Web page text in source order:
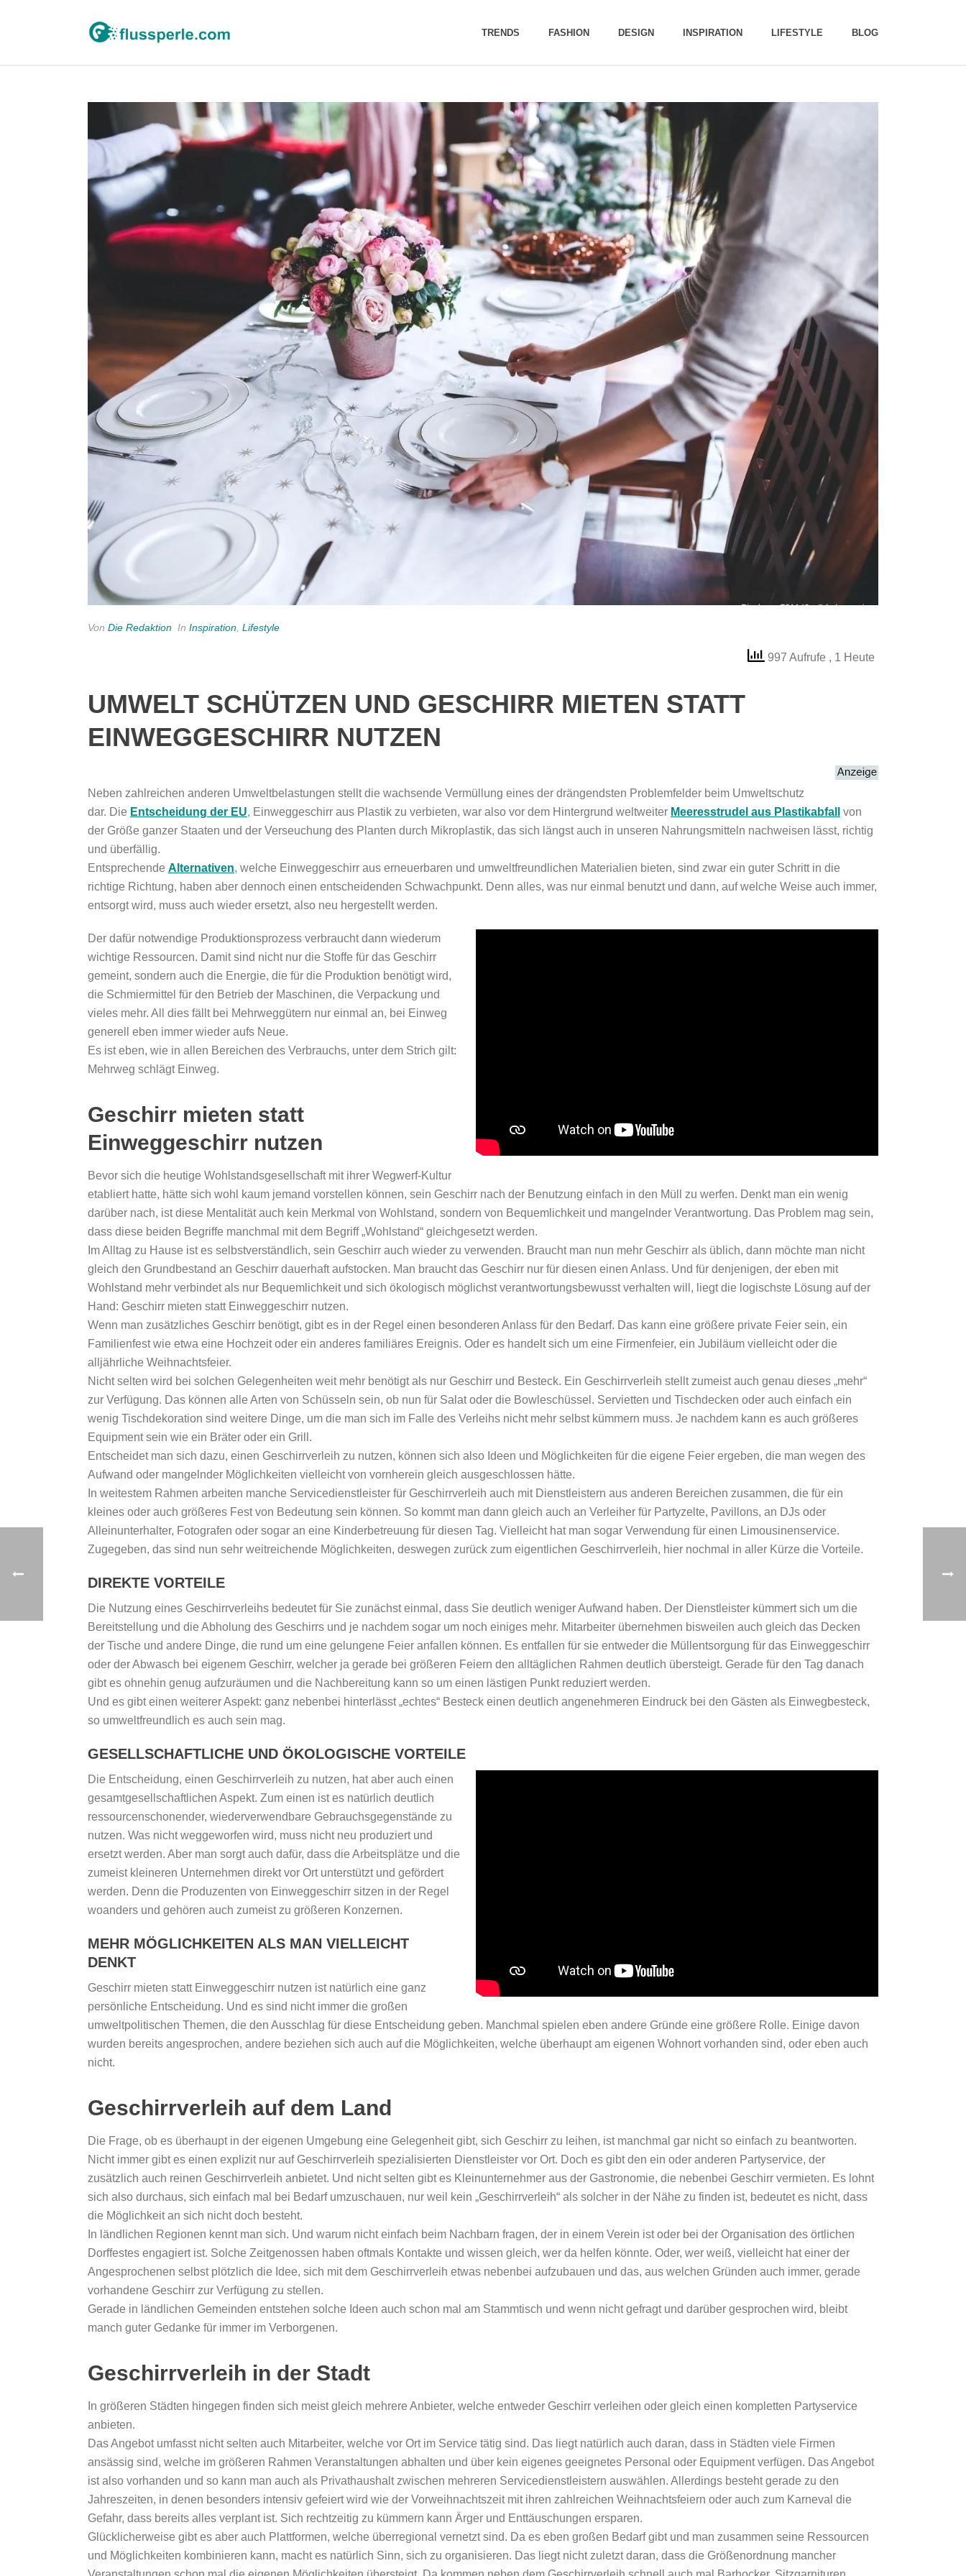
TRENDS FASHION DESIGN INSPIRATION LIFESTYLE BLOG
Von Die Redaktion In Inspiration Lifestyle
997 Aufrufe , 1 Heute
UMWELT SCHÜTZEN UND GESCHIRR MIETEN STATT
EINWEGGESCHIRR NUTZEN
Neben zahlreichen anderen Umweltbelastungen stellt die wachsende Vermüllung eines der drängendsten Problemfelder beim Umweltschutz
dar. Die Entscheidung der EU, Einweggeschirr aus Plastik zu verbieten, war also vor dem Hintergrund weltweiter Meeresstrudel aus Plastikabfall
von
der Größe ganzer Staaten und der Verseuchung des Planten durch Mikroplastik, das sich längst auch in unseren Nahrungsmitteln nachweisen lässt, richtig
und überfällig.
Entsprechende Alternativen, welche Einweggeschirr aus erneuerbaren und umweltfreundlichen Materialien bieten, sind zwar ein guter Schritt in die
richtige Richtung, haben aber dennoch einen entscheidenden Schwachpunkt. Denn alles, was nur einmal benutzt und dann, auf welche Weise auch immer,
entsorgt wird, muss auch wieder ersetzt, also neu hergestellt werden.
Der dafür notwendige Produktionsprozess verbraucht dann wiederum
wichtige Ressourcen. Damit sind nicht nur die Stoffe für das Geschirr
gemeint, sondern auch die Energie, die für die Produktion benötigt wird,
die Schmiermittel für den Betrieb der Maschinen, die Verpackung und
vieles mehr. All dies fällt bei Mehrweggütern nur einmal an, bei Einweg
generell eben immer wieder aufs Neue.
Es ist eben, wie in allen Bereichen des Verbrauchs, unter dem Strich gilt:
Mehrweg schlägt Einweg.
Geschirr mieten statt
Einweggeschirr nutzen
Bevor sich die heutige Wohlstandsgesellschaft mit ihrer Wegwerf-Kultur
etabliert hatte, hätte sich wohl kaum jemand vorstellen können, sein Geschirr nach der Benutzung einfach in den Müll zu werfen. Denkt man ein wenig
darüber nach, ist diese Mentalität auch kein Merkmal von Wohlstand, sondern von Bequemlichkeit und mangelnder Verantwortung. Das Problem mag sein,
dass diese beiden Begriffe manchmal mit dem Begriff „Wohlstand“ gleichgesetzt werden.
Im Alltag zu Hause ist es selbstverständlich, sein Geschirr auch wieder zu verwenden. Braucht man nun mehr Geschirr als üblich, dann möchte man nicht
gleich den Grundbestand an Geschirr dauerhaft aufstocken. Man braucht das Geschirr nur für diesen einen Anlass. Und für denjenigen, der eben mit
Wohlstand mehr verbindet als nur Bequemlichkeit und sich ökologisch möglichst verantwortungsbewusst verhalten will, liegt die logischste Lösung auf der
Hand: Geschirr mieten statt Einweggeschirr nutzen.
Wenn man zusätzliches Geschirr benötigt, gibt es in der Regel einen besonderen Anlass für den Bedarf. Das kann eine größere private Feier sein, ein
Familienfest wie etwa eine Hochzeit oder ein anderes familiäres Ereignis. Oder es handelt sich um eine Firmenfeier, ein Jubiläum vielleicht oder die
alljährliche Weihnachtsfeier.
Nicht selten wird bei solchen Gelegenheiten weit mehr benötigt als nur Geschirr und Besteck. Ein Geschirrverleih stellt zumeist auch genau dieses „mehr“
zur Verfügung. Das können alle Arten von Schüsseln sein, ob nun für Salat oder die Bowleschüssel. Servietten und Tischdecken oder auch einfach ein
wenig Tischdekoration sind weitere Dinge, um die man sich im Falle des Verleihs nicht mehr selbst kümmern muss. Je nachdem kann es auch größeres
Equipment sein wie ein Bräter oder ein Grill.
Entscheidet man sich dazu, einen Geschirrverleih zu nutzen, können sich also Ideen und Möglichkeiten für die eigene Feier ergeben, die man wegen des
Aufwand oder mangelnder Möglichkeiten vielleicht von vornherein gleich ausgeschlossen hätte.
In weitestem Rahmen arbeiten manche Servicedienstleister für Geschirrverleih auch mit Dienstleistern aus anderen Bereichen zusammen, die für ein
kleines oder auch größeres Fest von Bedeutung sein können. So kommt man dann gleich auch an Verleiher für Partyzelte, Pavillons, an DJs oder
Alleinunterhalter, Fotografen oder sogar an eine Kinderbetreuung für diesen Tag. Vielleicht hat man sogar Verwendung für einen Limousinenservice.
Zugegeben, das sind nun sehr weitreichende Möglichkeiten, deswegen zurück zum eigentlichen Geschirrverleih, hier nochmal in aller Kürze die Vorteile.
DIREKTE VORTEILE
Die Nutzung eines Geschirrverleihs bedeutet für Sie zunächst einmal, dass Sie deutlich weniger Aufwand haben. Der Dienstleister kümmert sich um die
Bereitstellung und die Abholung des Geschirrs und je nachdem sogar um noch einiges mehr. Mitarbeiter übernehmen bisweilen auch gleich das Decken
der Tische und andere Dinge, die rund um eine gelungene Feier anfallen können. Es entfallen für sie entweder die Müllentsorgung für das Einweggeschirr
oder der Abwasch bei eigenem Geschirr, welcher ja gerade bei größeren Feiern den alltäglichen Rahmen deutlich übersteigt. Gerade für den Tag danach
gibt es ohnehin genug aufzuräumen und die Nachbereitung kann so um einen lästigen Punkt reduziert werden.
Und es gibt einen weiterer Aspekt: ganz nebenbei hinterlässt „echtes“ Besteck einen deutlich angenehmeren Eindruck bei den Gästen als Einwegbesteck,
so umweltfreundlich es auch sein mag.
GESELLSCHAFTLICHE UND ÖKOLOGISCHE VORTEILE
Die Entscheidung, einen Geschirrverleih zu nutzen, hat aber auch einen
gesamtgesellschaftlichen Aspekt. Zum einen ist es natürlich deutlich
ressourcenschonender, wiederverwendbare Gebrauchsgegenstände zu
nutzen. Was nicht weggeworfen wird, muss nicht neu produziert und
ersetzt werden. Aber man sorgt auch dafür, dass die Arbeitsplätze und die
zumeist kleineren Unternehmen direkt vor Ort unterstützt und gefördert
werden. Denn die Produzenten von Einweggeschirr sitzen in der Regel
woanders und gehören auch zumeist zu größeren Konzernen.
MEHR MÖGLICHKEITEN ALS MAN VIELLEICHT
DENKT
Geschirr mieten statt Einweggeschirr nutzen ist natürlich eine ganz
persönliche Entscheidung. Und es sind nicht immer die großen
umweltpolitischen Themen, die den Ausschlag für diese Entscheidung geben. Manchmal spielen eben andere Gründe eine größere Rolle. Einige davon
wurden bereits angesprochen, andere beziehen sich auch auf die Möglichkeiten, welche überhaupt am eigenen Wohnort vorhanden sind, oder eben auch
nicht.
Geschirrverleih auf dem Land
Die Frage, ob es überhaupt in der eigenen Umgebung eine Gelegenheit gibt, sich Geschirr zu leihen, ist manchmal gar nicht so einfach zu beantworten.
Nicht immer gibt es einen explizit nur auf Geschirrverleih spezialisierten Dienstleister vor Ort. Doch es gibt den ein oder anderen Partyservice, der
zusätzlich auch reinen Geschirrverleih anbietet. Und nicht selten gibt es Kleinunternehmer aus der Gastronomie, die nebenbei Geschirr vermieten. Es lohnt
sich also durchaus, sich einfach mal bei Bedarf umzuschauen, nur weil kein „Geschirrverleih“ als solcher in der Nähe zu finden ist, bedeutet es nicht, dass
die Möglichkeit an sich nicht doch besteht.
In ländlichen Regionen kennt man sich. Und warum nicht einfach beim Nachbarn fragen, der in einem Verein ist oder bei der Organisation des örtlichen
Dorffestes engagiert ist. Solche Zeitgenossen haben oftmals Kontakte und wissen gleich, wer da helfen könnte. Oder, wer weiß, vielleicht hat einer der
Angesprochenen selbst plötzlich die Idee, sich mit dem Geschirrverleih etwas nebenbei aufzubauen und das, aus welchen Gründen auch immer, gerade
vorhandene Geschirr zur Verfügung zu stellen.
Gerade in ländlichen Gemeinden entstehen solche Ideen auch schon mal am Stammtisch und wenn nicht gefragt und darüber gesprochen wird, bleibt
manch guter Gedanke für immer im Verborgenen.
Geschirrverleih in der Stadt
In größeren Städten hingegen finden sich meist gleich mehrere Anbieter, welche entweder Geschirr verleihen oder gleich einen kompletten Partyservice
anbieten.
Das Angebot umfasst nicht selten auch Mitarbeiter, welche vor Ort im Service tätig sind. Das liegt natürlich auch daran, dass in Städten viele Firmen
ansässig sind, welche im größeren Rahmen Veranstaltungen abhalten und über kein eigenes geeignetes Personal oder Equipment verfügen. Das Angebot
ist also vorhanden und so kann man auch als Privathaushalt zwischen mehreren Servicedienstleistern auswählen. Allerdings besteht gerade zu den
Jahreszeiten, in denen besonders intensiv gefeiert wird wie der Vorweihnachtszeit mit ihren zahlreichen Weihnachtsfeiern oder auch zum Karneval die
Gefahr, dass bereits alles verplant ist. Sich rechtzeitig zu kümmern kann Ärger und Enttäuschungen ersparen.
Glücklicherweise gibt es aber auch Plattformen, welche überregional vernetzt sind. Da es eben großen Bedarf gibt und man zusammen seine Ressourcen
und Möglichkeiten kombinieren kann, macht es natürlich Sinn, sich zu organisieren. Das liegt nicht zuletzt daran, dass die Größenordnung mancher